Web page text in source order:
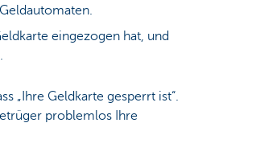
eingezogen hat, und
„Ihre Geldkarte gesperrt ist“.
problemlos Ihre